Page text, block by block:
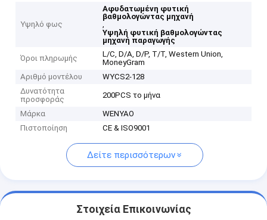
Υψηλό φως
Αφυδατωμένη φυτική
βαθμολογώντας μηχανή
,
Υψηλή φυτική βαθμολογώντας
μηχανή παραγωγής
Όροι πληρωμής
L/C, D/A, D/P, T/T, Western Union,
MoneyGram
Αριθμό μοντέλου
WYCS2-128
Δυνατότητα
προσφοράς
200PCS το μήνα
Μάρκα
WENYAO
Πιστοποίηση
CE & ISO9001
Δείτε περισσότερων
Στοιχεία Επικοινωνίας